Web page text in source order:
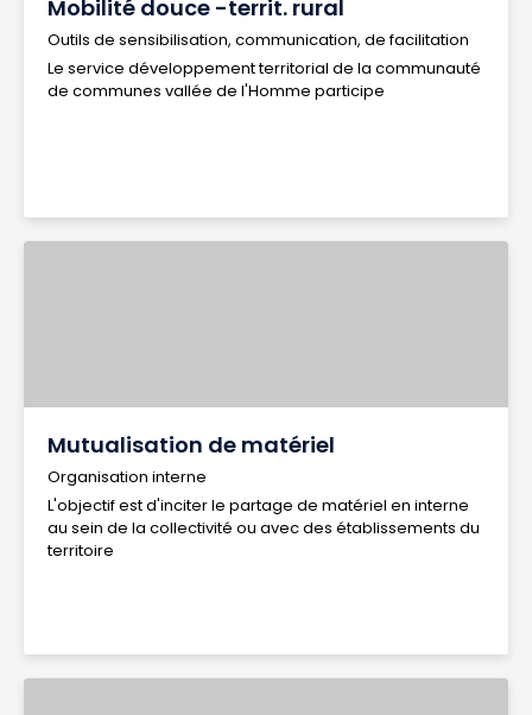
Mobilité douce -territ. rural
Outils de sensibilisation, communication, de facilitation
Le service développement territorial de la communauté
de communes vallée de l'Homme participe
Mutualisation de matériel
Organisation interne
L'objectif est d'inciter le partage de matériel en interne
au sein de la collectivité ou avec des établissements du
territoire